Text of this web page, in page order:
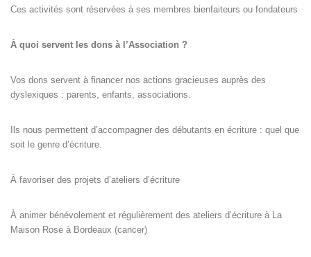
Ces activités sont réservées à ses membres bienfaiteurs ou fondateurs
À quoi servent les dons à l’Association ?
Vos dons servent à financer nos actions gracieuses auprès des
dyslexiques : parents, enfants, associations.
Ils nous permettent d’accompagner des débutants en écriture : quel que
soit le genre d’écriture.
À favoriser des projets d’ateliers d’écriture
À animer bénévolement et régulièrement des ateliers d’écriture à La
Maison Rose à Bordeaux (cancer)